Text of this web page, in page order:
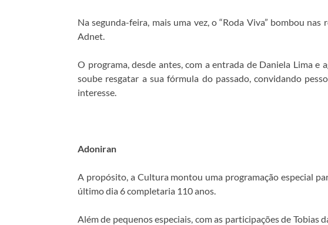
Na segunda-feira, mais uma vez, o “Roda Viva” bombou
Adnet.
O programa, desde antes, com a entrada de Daniela Lima e
soube resgatar a sua fórmula do passado, convidando
interesse.
Adoniran
A propósito, a Cultura montou uma programação especial
último dia 6 completaria 110 anos.
Além de pequenos especiais, com as participações de Tobias